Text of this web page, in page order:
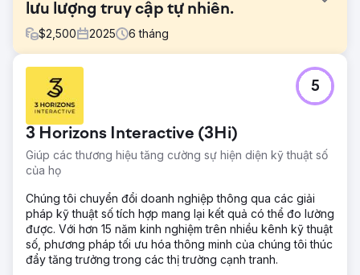
lưu lượng truy cập tự nhiên.
$2,500 2025 6 tháng
Thử thách
Trung tâm cai nghiện Crescent Moon Recovery cần tăng
cường sự hiện diện trực tuyến và thu hút thêm nhiều bệnh
nhân đủ điều kiện trong một thị trường điều trị nghiện cạnh
tranh khốc liệt. Mục tiêu là cải thiện thứ hạng trên Google,
thống trị tìm kiếm địa phương và tạo ra nguồn khách hàng
tiềm năng bền vững mà không chỉ dựa vào quảng cáo trả
Giải pháp
Royal Reef Media đã xây dựng một chiến lược SEO địa
phương toàn diện tập trung vào tối ưu hóa hồ sơ doanh
nghiệp trên Google, SEO trên trang, tối ưu hóa kỹ thuật,
nghiên cứu từ khóa, quản lý trích dẫn, dữ liệu có cấu trúc,
3 Horizons Interactive (3Hi)
Giúp các thương hiệu tăng cường sự hiện diện kỹ thuật số
của họ
5
Chúng tôi chuyển đổi doanh nghiệp thông qua các giải
pháp kỹ thuật số tích hợp mang lại kết quả có thể đo lường
được. Với hơn 15 năm kinh nghiệm trên nhiều kênh kỹ thuật
số, phương pháp tối ưu hóa thông minh của chúng tôi thúc
đẩy tăng trưởng trong các thị trường cạnh tranh.